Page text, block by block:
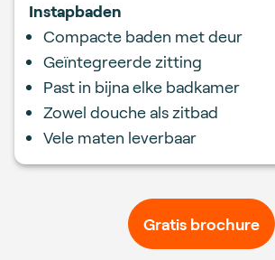
Instapbaden
Compacte baden met deur
Geïntegreerde zitting
Past in bijna elke badkamer
Zowel douche als zitbad
Vele maten leverbaar
Gratis brochure